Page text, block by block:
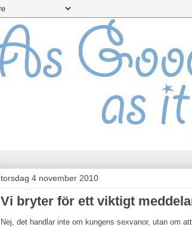
torsdag 4 november 2010
Vi bryter för ett viktigt
Nej, det handlar inte om kungens sexvanor, utan om